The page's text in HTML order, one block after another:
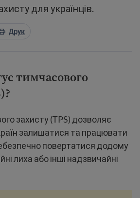
для українців.
Друк
тимчасового
?
захисту (TPS) дозволяє
залишатися та працювати
повертатися додому
лиха або інші надзвичайні